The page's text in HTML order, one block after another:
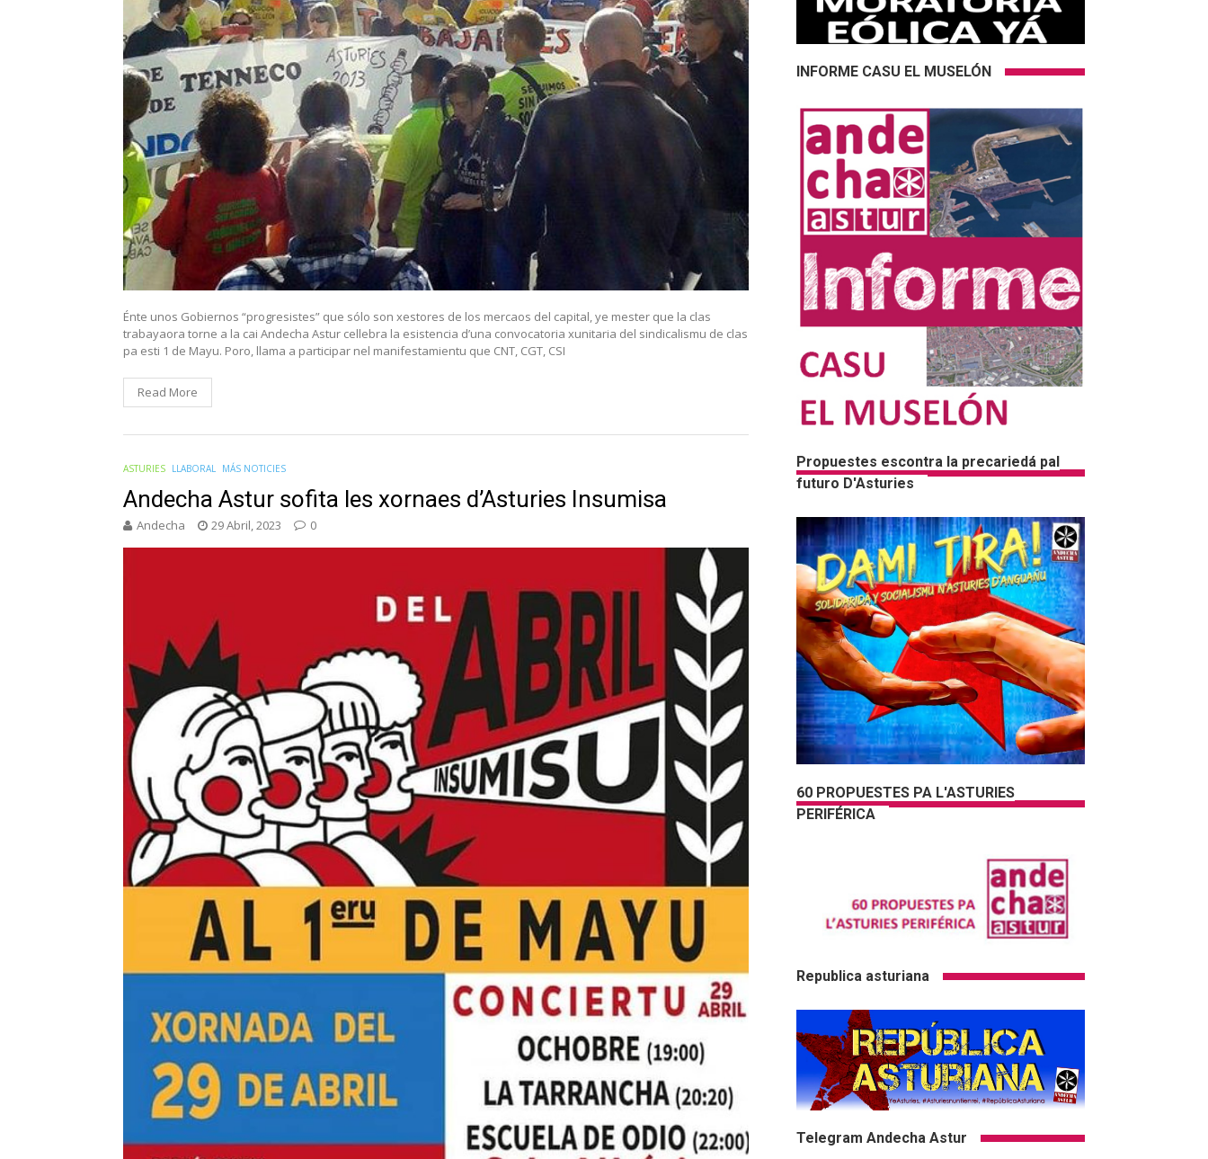
Énte unos Gobiernos “progresistes” que sólo son xestores de los mercaos del capital, ye mester que la clas
trabayaora torne a la cai Andecha Astur cellebra la esistencia d’una convocatoria xunitaria del sindicalismu de clas
pa esti 1 de Mayu. Poro, llama a participar nel manifestamientu que CNT, CGT, CSI
Read More
ASTURIES LLABORAL MÁS NOTICIES
Andecha Astur sofita les xornaes d’Asturies Insumisa
Andecha 29 Abril, 2023 0
INFORME CASU EL MUSELÓN
Propuestes escontra la precariedá pal
futuro D'Asturies
60 PROPUESTES PA L'ASTURIES
PERIFÉRICA
Republica asturiana
Telegram Andecha Astur